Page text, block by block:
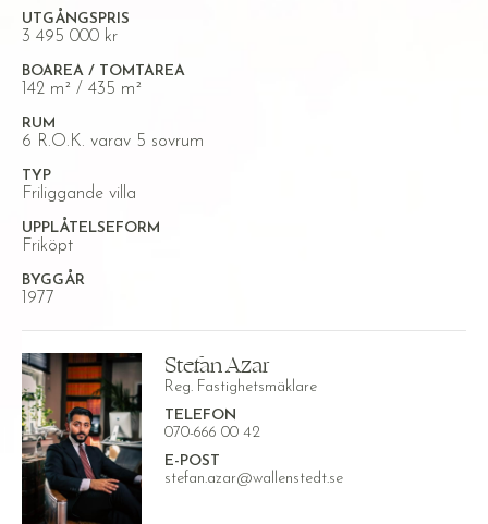
UTGÅNGSPRIS
3 495 000 kr
BOAREA / TOMTAREA
142 m² / 435 m²
RUM
6 R.O.K. varav 5 sovrum
TYP
Friliggande villa
UPPLÅTELSEFORM
Friköpt
BYGGÅR
1977
Stefan Azar
Reg. Fastighetsmäklare
TELEFON
070-666 00 42
E-POST
stefan.azar@wallenstedt.se